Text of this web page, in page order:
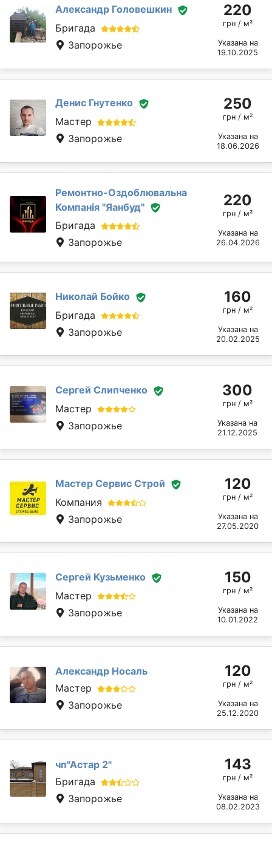
Александр Головешкин
Бригада
Запорожье
220
грн / м²
Указана на
19.10.2025
Денис Гнутенко
Мастер
Запорожье
250
грн / м²
Указана на
18.06.2026
Ремонтно-Оздоблювальна
Компанія "Яанбуд"
Бригада
Запорожье
220
грн / м²
Указана на
26.04.2026
Николай Бойко
Бригада
Запорожье
160
грн / м²
Указана на
20.02.2025
Сергей Слипченко
Мастер
Запорожье
300
грн / м²
Указана на
21.12.2025
Мастер Сервис Строй
Компания
Запорожье
120
грн / м²
Указана на
27.05.2020
Сергей Кузьменко
Мастер
Запорожье
150
грн / м²
Указана на
10.01.2022
Александр Носаль
Мастер
Запорожье
120
грн / м²
Указана на
25.12.2020
чп"Астар 2"
Бригада
Запорожье
143
грн / м²
Указана на
08.02.2023